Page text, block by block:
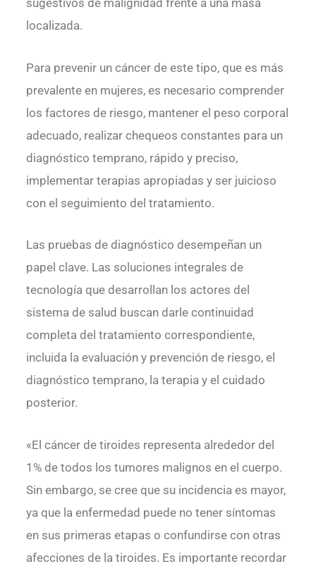
localizada.
Para prevenir un cáncer de este tipo, que es más
prevalente en mujeres, es necesario comprender
los factores de riesgo, mantener el peso corporal
adecuado, realizar chequeos constantes para un
diagnóstico temprano, rápido y preciso,
implementar terapias apropiadas y ser juicioso
con el seguimiento del tratamiento.
Las pruebas de diagnóstico desempeñan un
papel clave. Las soluciones integrales de
tecnología que desarrollan los actores del
sistema de salud buscan darle continuidad
completa del tratamiento correspondiente,
incluida la evaluación y prevención de riesgo, el
diagnóstico temprano, la terapia y el cuidado
posterior.
«El cáncer de tiroides representa alrededor del
1% de todos los tumores malignos en el cuerpo.
Sin embargo, se cree que su incidencia es mayor,
ya que la enfermedad puede no tener síntomas
en sus primeras etapas o confundirse con otras
afecciones de la tiroides. Es importante recordar